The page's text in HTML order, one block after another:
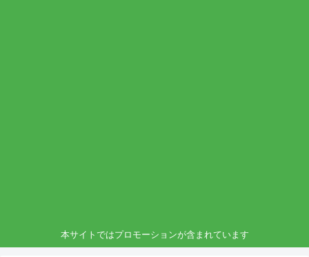
本サイトではプロモーションが含まれています